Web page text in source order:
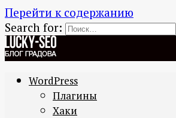
Перейти к содержанию
Search for:
WordPress
Плагины
Хаки